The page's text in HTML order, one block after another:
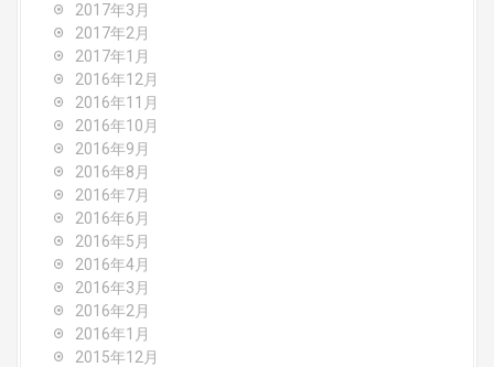
2017年3月
2017年2月
2017年1月
2016年12月
2016年11月
2016年10月
2016年9月
2016年8月
2016年7月
2016年6月
2016年5月
2016年4月
2016年3月
2016年2月
2016年1月
2015年12月